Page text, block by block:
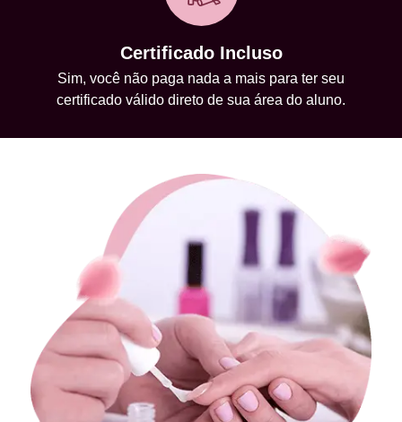
Certificado Incluso
Sim, você não paga nada a mais para ter seu
certificado válido direto de sua área do aluno.